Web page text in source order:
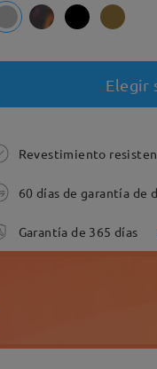
Elegir
Revestimiento
60 días de garantía de
Garantía de 365 días